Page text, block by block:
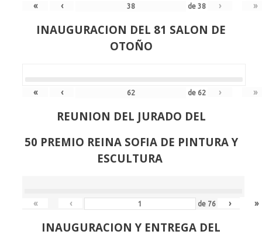
« ‹ de38 › »
INAUGURACION DEL 81 SALON DE
OTOÑO
« ‹ de 62 › »
REUNION DEL JURADO DEL
50 PREMIO REINA SOFIA DE PINTURA Y
ESCULTURA
« ‹ de 76 › »
INAUGURACION Y ENTREGA DEL